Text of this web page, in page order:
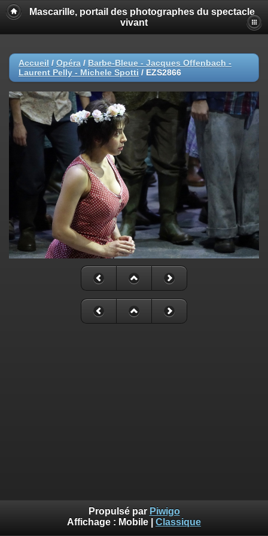
Mascarille, portail des photographes du spectacle
vivant
Accueil / Opéra / Barbe-Bleue - Jacques Offenbach -
Laurent Pelly - Michele Spotti / EZS2866
Propulsé par Piwigo
Affichage : Mobile Classique